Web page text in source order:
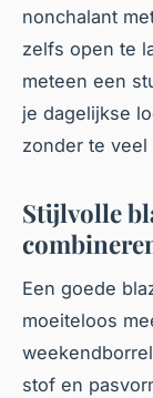
nonchalant
zelfs open te
meteen een
je dagelijkse
zonder te veel
Stijlvolle
Een goede
moeiteloos
stof en